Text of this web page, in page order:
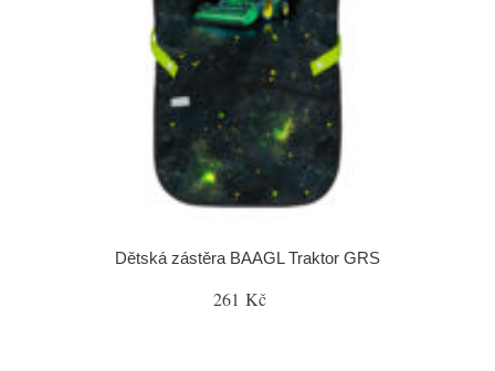
Dětská zástěra BAAGL Traktor GRS
261 Kč